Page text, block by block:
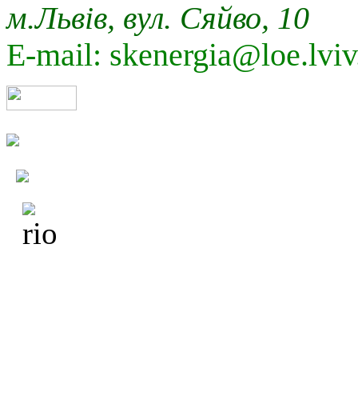
м.Львів, вул. Сяйво, 10
E-mail: